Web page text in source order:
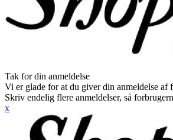
Tak for din anmeldelse
Vi er glade for at du giver din anmeldelse af
Skriv endelig flere anmeldelser, så
x